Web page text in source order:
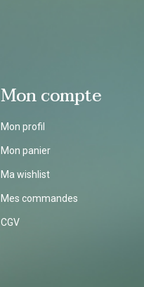
Mon compte
Mon profil
Mon panier
Ma wishlist
Mes commandes
CGV